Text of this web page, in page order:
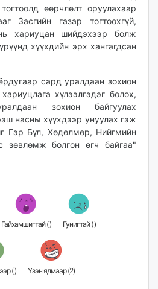
өөрчлөлт оруулахаар
Засгийн газар тогтоохгүй,
хариуцан шийдэхээр болж
хүүхдийн эрх хангагдсан
сард уралдаан зохион
хүлээлгэдэг болох,
зохион байгуулах
насны хүүхдээр унуулах гэж
Гэр Бүл, Хөдөлмөр, Нийгмийн
зөвлөмж болгон өгч байгаа"
Гайхамшигтай () Гунигтай ()
Жихүүцмээр () Үзэн ядмаар (2)